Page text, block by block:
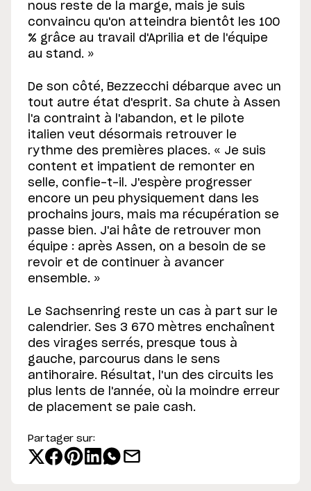
nous reste de la marge, mais je suis
convaincu qu'on atteindra bientôt les 100
% grâce au travail d'Aprilia et de l'équipe
au stand. »
De son côté, Bezzecchi débarque avec un
tout autre état d'esprit. Sa chute à Assen
l'a contraint à l'abandon, et le pilote
italien veut désormais retrouver le
rythme des premières places. « Je suis
content et impatient de remonter en
selle, confie-t-il. J'espère progresser
encore un peu physiquement dans les
prochains jours, mais ma récupération se
passe bien. J'ai hâte de retrouver mon
équipe : après Assen, on a besoin de se
revoir et de continuer à avancer
ensemble. »
Le Sachsenring reste un cas à part sur le
calendrier. Ses 3 670 mètres enchaînent
des virages serrés, presque tous à
gauche, parcourus dans le sens
antihoraire. Résultat, l'un des circuits les
plus lents de l'année, où la moindre erreur
de placement se paie cash.
Partager sur: